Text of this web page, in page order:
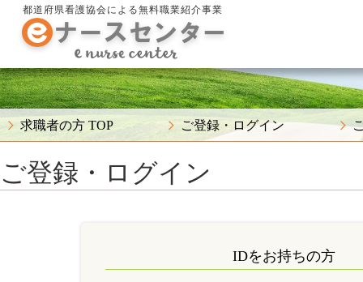
都道府県看護協会による無料職業紹介事業
求職者の方 TOP ご登録・ログイン
ご登録・ログイン
IDをお持ちの方